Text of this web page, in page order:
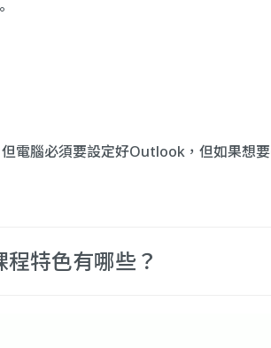
電腦必須要設定好Outlook，但如果想
程特色有哪些？